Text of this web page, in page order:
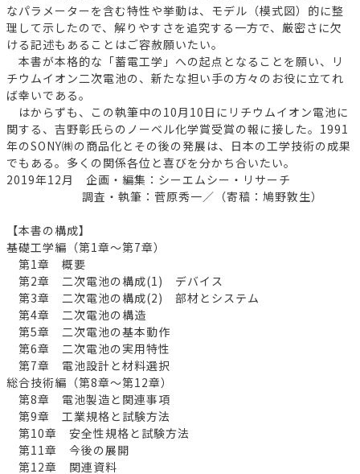
なパラメーターを含む特性や挙動は、モデル（模式図）的に整
理して示したので、解りやすさを追究する一方で、厳密さに欠
ける記述もあることはご容赦願いたい。
本書が本格的な「蓄電工学」への起点となることを願い、リ
チウムイオン二次電池の、新たな担い手の方々のお役に立てれ
ば幸いである。
はからずも、この執筆中の10月10日にリチウムイオン電池に
関する、吉野彰氏らのノーベル化学賞受賞の報に接した。1991
年のSONY㈱の商品化とその後の発展は、日本の工学技術の成果
でもある。多くの関係各位と喜びを分かち合いたい。
2019年12月 企画・編集：シーエムシー・リサーチ
調査・執筆：菅原秀一／（寄稿：鳩野敦生）
【本書の構成】
基礎工学編（第1章～第7章）
第1章 概要
第2章 二次電池の構成(1) デバイス
第3章 二次電池の構成(2) 部材とシステム
第4章 二次電池の構造
第5章 二次電池の基本動作
第6章 二次電池の実用特性
第7章 電池設計と材料選択
総合技術編（第8章～第12章）
第8章 電池製造と関連事項
第9章 工業規格と試験方法
第10章 安全性規格と試験方法
第11章 今後の展開
第12章 関連資料